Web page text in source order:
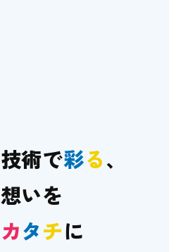
技術で彩る、
想いを
カタチに